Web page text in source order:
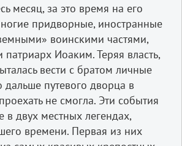
месяц, за это время на его
придворные, иностранные
воинскими частями,
патриарх Иоаким. Теряя власть,
вести с братом личные
путевого дворца в
не смогла. Эти события
двух местных легендах,
времени. Первая из них